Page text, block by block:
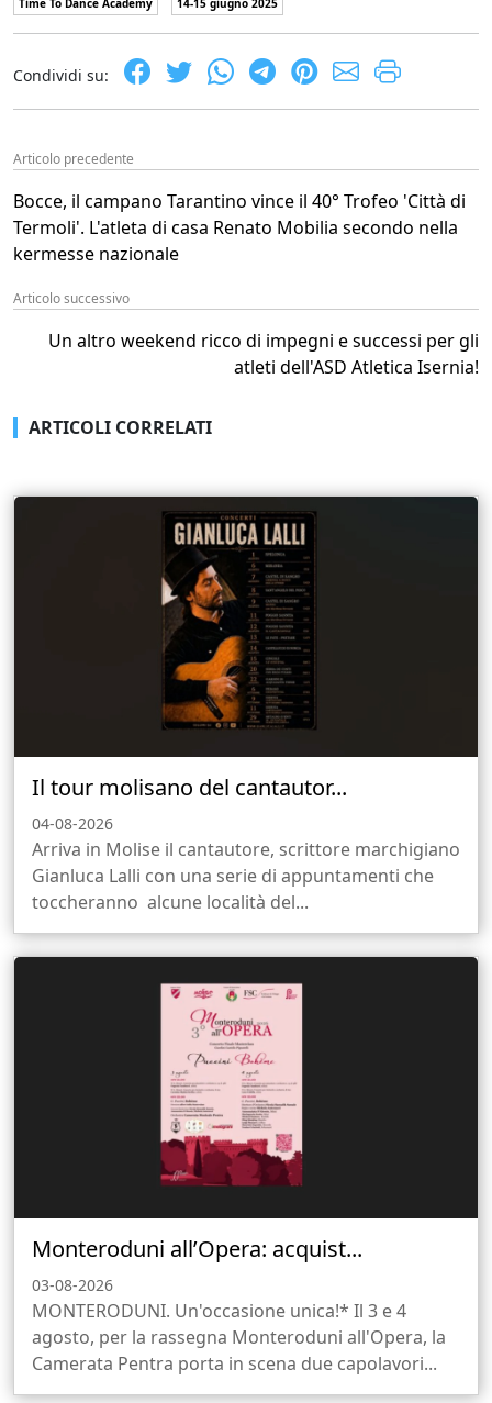
Time To Dance Academy
14-15 giugno 2025
Condividi su:
Articolo precedente
Bocce, il campano Tarantino vince il 40° Trofeo 'Città di
Termoli'. L'atleta di casa Renato Mobilia secondo nella
kermesse nazionale
Articolo successivo
Un altro weekend ricco di impegni e successi per gli
atleti dell'ASD Atletica Isernia!
ARTICOLI CORRELATI
Il tour molisano del cantautor...
04-08-2026
Arriva in Molise il cantautore, scrittore marchigiano
Gianluca Lalli con una serie di appuntamenti che
toccheranno alcune località del...
Monteroduni all’Opera: acquist...
03-08-2026
MONTERODUNI. Un'occasione unica!* Il 3 e 4
agosto, per la rassegna Monteroduni all'Opera, la
Camerata Pentra porta in scena due capolavori...